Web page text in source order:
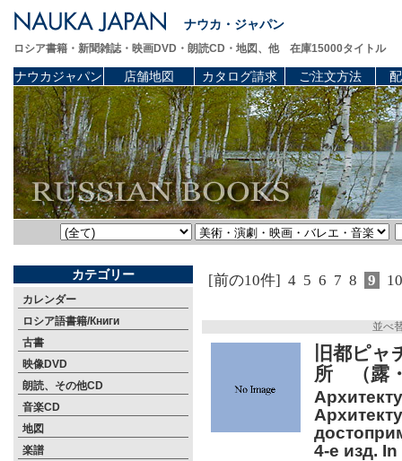
ナウカ・ジャパン
ロシア書籍・新聞雑誌・映画DVD・朗読CD・地図、他 在庫15000タイトル
ナウカジャパン 店舗地図 カタログ請求 ご注文方法
カテゴリー
カレンダー
ロシア語書籍/Книги
古書
映像DVD
朗読、その他CD
音楽CD
地図
楽譜
[前の10件] 4 5 6 7 8 9 10
並べ
旧都ピ
所 （露
4-е изд.